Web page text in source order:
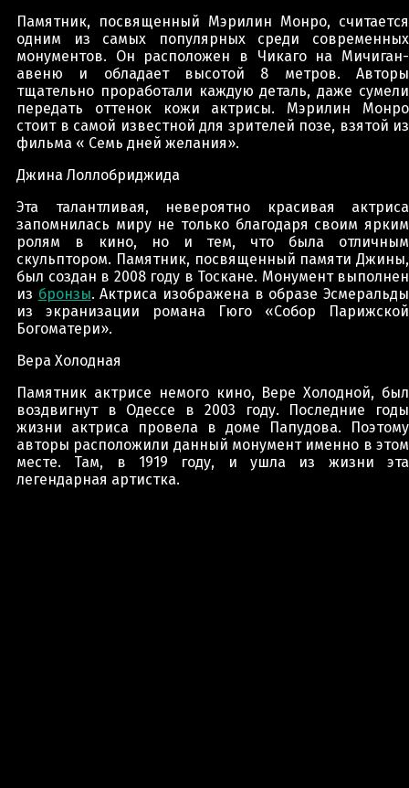
Памятник, посвященный Мэрилин Монро, считается
одним из самых популярных среди современных
монументов. Он расположен в Чикаго на Мичиган-
авеню и обладает высотой 8 метров. Авторы
тщательно проработали каждую деталь, даже сумели
передать оттенок кожи актрисы. Мэрилин Монро
стоит в самой известной для зрителей позе, взятой из
фильма « Семь дней желания».
Джина Лоллобриджида
Эта талантливая, невероятно красивая актриса
запомнилась миру не только благодаря своим ярким
ролям в кино, но и тем, что была отличным
скульптором. Памятник, посвященный памяти Джины,
был создан в 2008 году в Тоскане. Монумент выполнен
из бронзы. Актриса изображена в образе Эсмеральды
из экранизации романа Гюго «Собор Парижской
Богоматери».
Вера Холодная
Памятник актрисе немого кино, Вере Холодной, был
воздвигнут в Одессе в 2003 году. Последние годы
жизни актриса провела в доме Папудова. Поэтому
авторы расположили данный монумент именно в этом
месте. Там, в 1919 году, и ушла из жизни эта
легендарная артистка.